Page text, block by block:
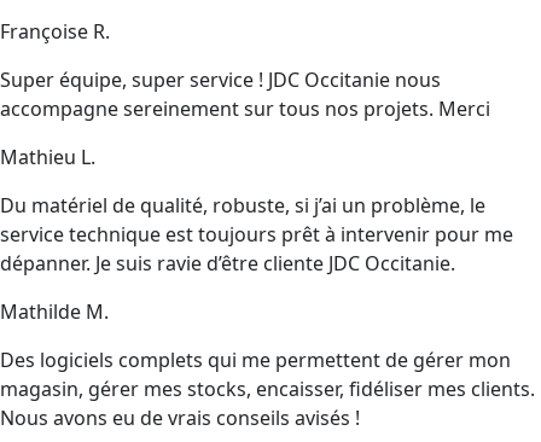
Françoise R.
Super équipe, super service ! JDC Occitanie nous
accompagne sereinement sur tous nos projets. Merci
Mathieu L.
Du matériel de qualité, robuste, si j’ai un problème, le
service technique est toujours prêt à intervenir pour me
dépanner. Je suis ravie d’être cliente JDC Occitanie.
Mathilde M.
Des logiciels complets qui me permettent de gérer mon
magasin, gérer mes stocks, encaisser, fidéliser mes clients.
Nous avons eu de vrais conseils avisés !